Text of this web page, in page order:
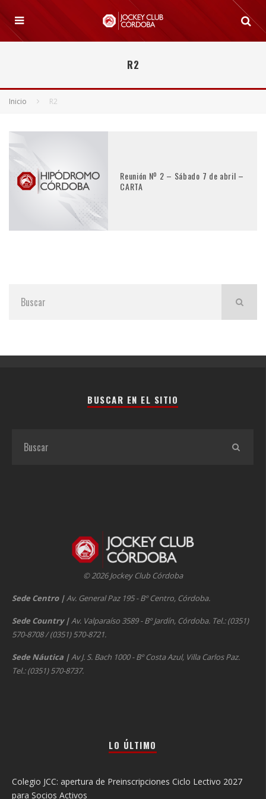
R2
Inicio R2
Reunión Nº 2 – Sábado 7 de abril –
CARTA
BUSCAR EN EL SITIO
© 2026 Jockey Club Córdoba
Sede Centro |Av. General Paz 195 - Bº Centro, Córdoba.
Sede Country |Av. Valparaíso 3589 - Bº Jardín, Córdoba. Tel.: (0351)
570-8708 / (0351) 570-8721.
Sede Náutica |Av J. S. Bach 1000 - Bº Costa Azul, Villa Carlos Paz.
Tel.: (0351) 570-8737.
LO ÚLTIMO
Colegio JCC: apertura de Preinscripciones Ciclo Lectivo 2027
para Socios Activos